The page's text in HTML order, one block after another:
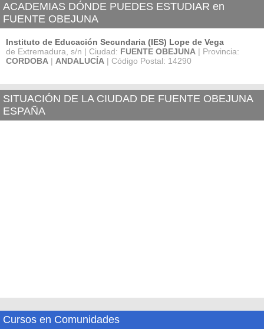
ACADEMIAS DÓNDE PUEDES ESTUDIAR en
FUENTE OBEJUNA
Instituto de Educación Secundaria (IES) Lope de Vega
de Extremadura, s/n | Ciudad: FUENTE OBEJUNA | Provincia:
CORDOBA | ANDALUCÍA | Código Postal: 14290
SITUACIÓN DE LA CIUDAD DE FUENTE OBEJUNA
ESPAÑA
Cursos en Comunidades